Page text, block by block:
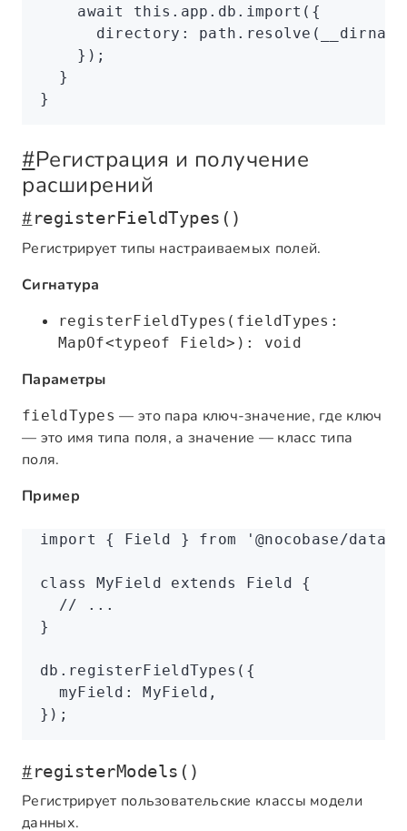
    await
this . app . db .import ({
      directory
: path .resolve (__dirname
    });
  }
}
#Регистрация и получение
расширений
#registerFieldTypes()
Регистрирует типы настраиваемых полей.
Сигнатура
registerFieldTypes(fieldTypes:
MapOf<typeof Field>): void
Параметры
fieldTypes — это пара ключ-значение, где ключ
— это имя типа поля, а значение — класс типа
поля.
Пример
import { Field } from '@nocobase/
class MyField extends Field {
  // ...
}
db .registerFieldTypes ({
  myField
: MyField ,
});
#registerModels()
Регистрирует пользовательские классы модели
данных.